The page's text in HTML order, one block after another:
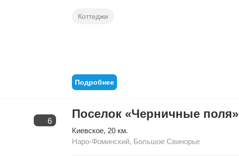
Коттеджи
Подробнее
6
Поселок «Черничные поля»
Киевское, 20 км.
Наро-Фоминский, Большое Свинорье